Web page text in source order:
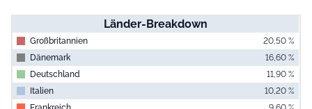
Länder-Breakdown
Großbritannien
20,50 %
Dänemark
16,60 %
Deutschland
11,90 %
Italien
10,20 %